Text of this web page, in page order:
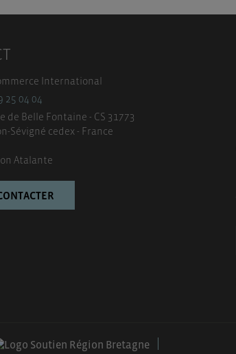
International
25 04 04
de Belle Fontaine - CS 31773
Sévigné cedex - France
Atalante